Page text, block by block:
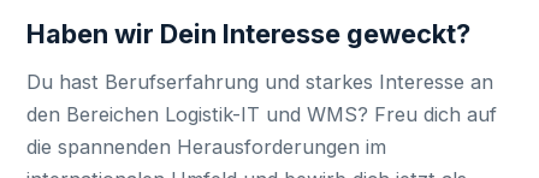
Haben wir Dein Interesse geweckt?
Du hast Berufserfahrung und starkes Interesse an
den Bereichen Logistik-IT und WMS? Freu dich auf
die spannenden Herausforderungen im